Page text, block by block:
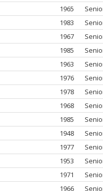
1965
1983
1967
1985
1963
1976
1978
1968
1985
1948
1977
1953
1971
1966